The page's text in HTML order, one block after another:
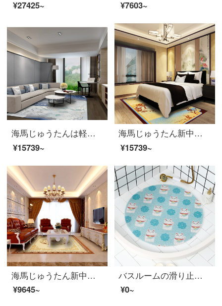
¥27425~
¥7603~
海馬じゅうたんは軽くて贅沢な版の近代的で簡約な寝室の客間の書斎の羊毛のじゅうたん
¥15739~
海馬じゅうたん新中国式寝室書斎ウールカーペット
¥15739~
海馬じゅうたん新中国式寝室書斎ウールカーペット
¥9645~
バスルームの滑り止めマット小さな菊の円形の家庭用バスマット滑り止めマットシャワールームの水濡れマットトイレバスルームのマット
¥0~